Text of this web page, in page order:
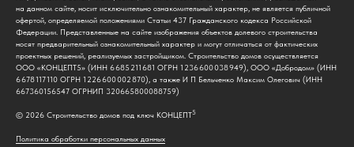
на данном сайте, носит исключительно ознакомительный характер, не является публичной
офертой, определяемой положениями Статьи 437 Гражданского кодекса Российской
Федерации. Представленные на сайте изображения объектов долевого строительства
носят предварительный ознакомительный характер и могут отличаться от фактических
проектных решений, реализуемых застройщиком. Строительство домов осуществляется
ООО «КОНЦЕПТ5» (ИНН 6 685 211 681 ОГРН 1 236 600 038 949), ООО «Добродом» (ИНН
6 678 117 110 ОГРН 1 226 600 002 870), а также И П Бельченко Максим Олегович (ИНН
667360156547 ОГРНИП 320665800088759)
© 2026 Строительство домов под ключ КОНЦЕПТ5
Политика обработки персональных данных